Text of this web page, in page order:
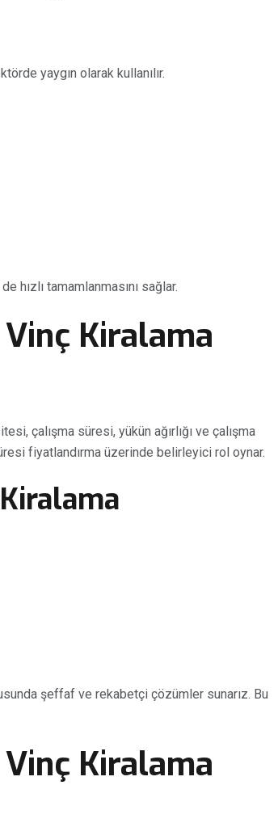
yaygın olarak kullanılır.
hızlı tamamlanmasını sağlar.
Kiralama
çalışma süresi, yükün ağırlığı ve çalışma
fiyatlandırma üzerinde belirleyici rol oynar.
şeffaf ve rekabetçi çözümler sunarız. Bu
Kiralama